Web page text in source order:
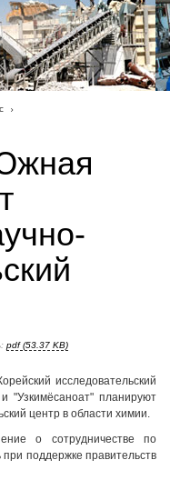
pdf (53.37 KB)
исследовательский
"Узкимёсаноат" планируют
центр в области химии.
о сотрудничестве по
поддержке правительств